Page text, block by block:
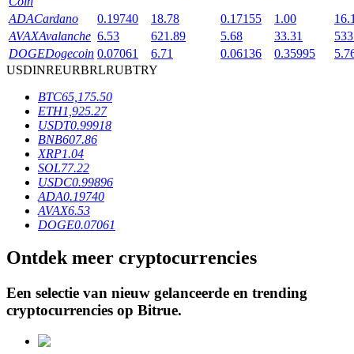
BTR-vergrendelingen
Exclusieve beleggingen voor BTR-houders
Door crypto ondersteunde leenservice
ADACardano 0.19740 18.78 0.17155 1.00
AVAXAvalanche 6.53 621.89 5.68 33.31
DOGEDogecoin 0.07061 6.71 0.06136 0.35995
USDINREURBRLRUBTRY
BTC65,175.50
ETH1,925.27
USDT0.99918
BNB607.86
XRP1.04
SOL77.22
USDC0.99896
ADA0.19740
AVAX6.53
DOGE0.07061
Ontdek meer cryptocurrencies
Een selectie van nieuw gelanceerde en trending
cryptocurrencies op Bitrue.